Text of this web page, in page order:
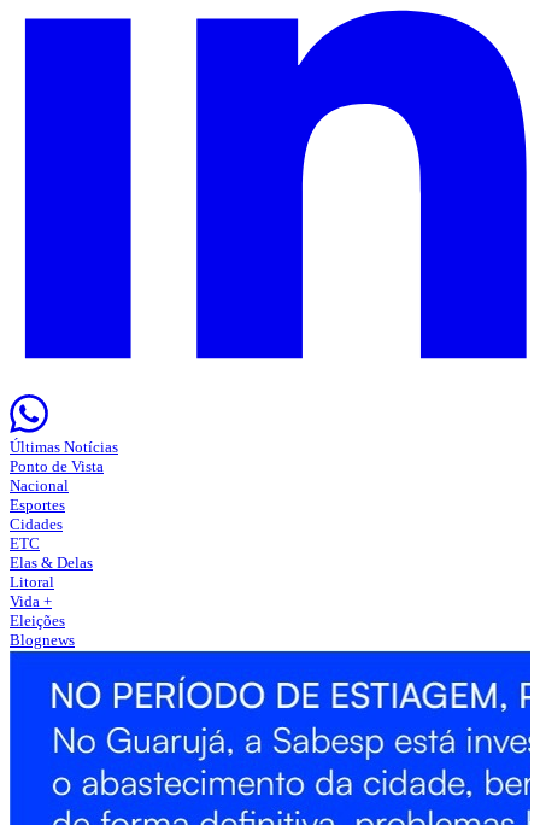
Últimas Notícias
Ponto de Vista
Nacional
Esportes
Cidades
ETC
Elas & Delas
Litoral
Vida +
Eleições
Blognews